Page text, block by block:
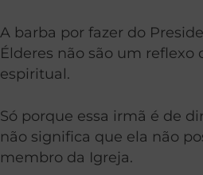
A barba por fazer do
Élderes não são um reflexo
espiritual.
Só porque essa irmã é de
não significa que ela não
membro da Igreja.